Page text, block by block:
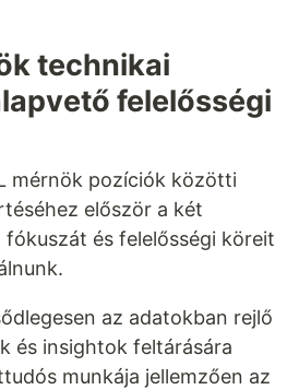
technikai
felelősségi
mérnök pozíciók közötti
először a két
és felelősségi köreit
az adatokban rejlő
és insightok feltárására
munkája jellemzően az